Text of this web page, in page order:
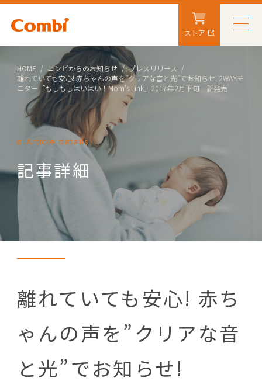
ストア
HOME コンビからのお知らせ
プレスリリース
離れていても安心! 赤ちゃんの声を”クリアな音と光”でお知らせ! 2WAYモ
ニター「もしもしはいはい！Mom's Link」2017年2月下旬 新発売
Article details
記事詳細
離れていても安心! 赤ち
ゃんの声を”クリアな音
と光”でお知らせ!